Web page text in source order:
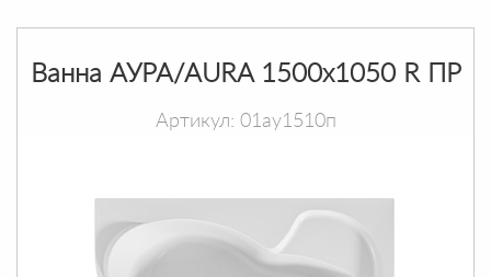
Ванна АУРА/AURA 1500х1050 R ПР
Артикул: 01ау1510п